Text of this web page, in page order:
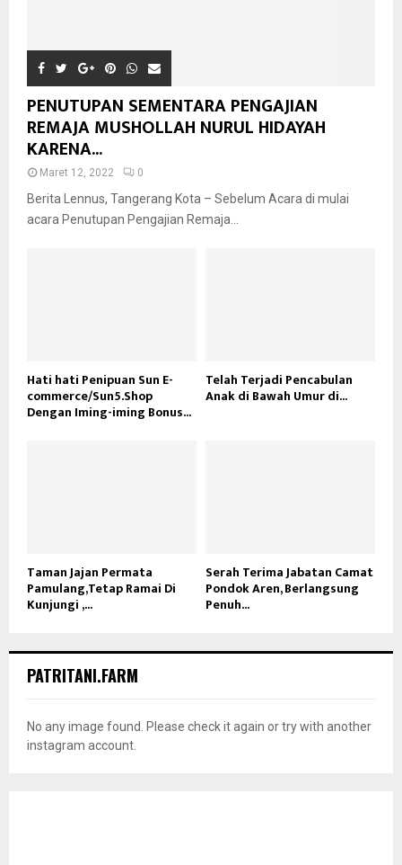
PENUTUPAN SEMENTARA PENGAJIAN
REMAJA MUSHOLLAH NURUL HIDAYAH
KARENA...
Maret 12, 2022 0
Berita Lennus, Tangerang Kota – Sebelum Acara di mulai
acara Penutupan Pengajian Remaja...
Hati hati Penipuan Sun E-
commerce/Sun5.Shop
Dengan Iming-iming Bonus...
Telah Terjadi Pencabulan
Anak di Bawah Umur di...
Taman Jajan Permata
Pamulang,Tetap Ramai Di
Kunjungi ,...
Serah Terima Jabatan Camat
Pondok Aren, Berlangsung
Penuh...
PATRITANI.FARM
No any image found. Please check it again or try with another
instagram account.